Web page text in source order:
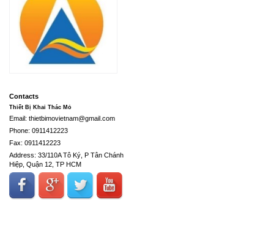
Contacts
Thiết Bị Khai Thác Mỏ
Email: thietbimovietnam@gmail.com
Phone: 0911412223
Fax: 0911412223
Address: 33/110A Tô Ký, P Tân Chánh
Hiệp, Quận 12, TP HCM